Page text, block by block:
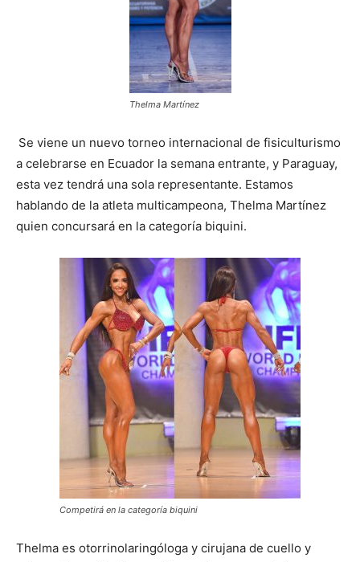
Thelma Martínez
Se viene un nuevo torneo internacional de fisiculturismo
a celebrarse en Ecuador la semana entrante, y Paraguay,
esta vez tendrá una sola representante. Estamos
hablando de la atleta multicampeona, Thelma Martínez
quien concursará en la categoría biquini.
Competirá en la categoría biquini
Thelma es otorrinolaringóloga y cirujana de cuello y